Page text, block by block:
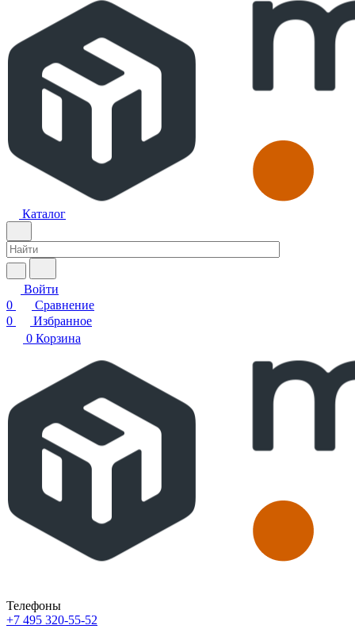
Каталог
Войти
0
Сравнение
0
Избранное
0 Корзина
Телефоны
+7 495 320-55-52